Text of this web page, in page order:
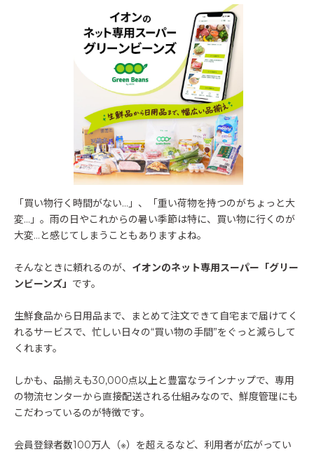
「買い物行く時間がない…」、「重い荷物を持つのがちょっと大
変…」。雨の日やこれからの暑い季節は特に、買い物に行くのが
大変…と感じてしまうこともありますよね。
そんなときに頼れるのが、 イオンのネット専用スーパー「グリー
ンビーンズ」 です。
生鮮食品から日用品まで、まとめて注文できて自宅まで届けてく
れるサービスで、忙しい日々の“買い物の手間”をぐっと減らして
くれます。
しかも、品揃えも30,000点以上と豊富なラインナップで、専用
の物流センターから直接配送される仕組みなので、鮮度管理にも
こだわっているのが特徴です。
会員登録者数100万人（※）を超えるなど、利用者が広がってい